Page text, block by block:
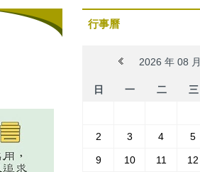
行事曆
2026 年 08 月
日 一 二 三
2 3 4 5
9 10 11 12